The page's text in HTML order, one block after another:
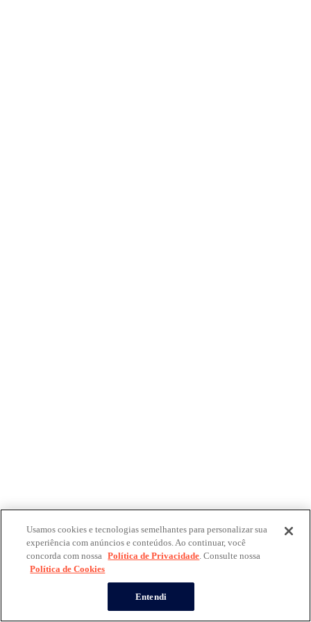
Usamos cookies e tecnologias semelhantes para personalizar sua
experiência com anúncios e conteúdos. Ao continuar, você
concorda com nossa Política de Privacidade. Consulte nossa
Política de Cookies
Entendi